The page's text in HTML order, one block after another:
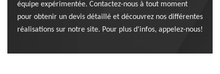
équipe expérimentée. Contactez-nous à tout moment
pour obtenir un devis détaillé et découvrez nos différentes
réalisations sur notre site. Pour plus d'infos, appelez-nous!